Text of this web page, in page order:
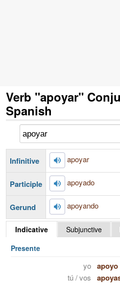
Verb "apoyar"
Spanish
Infinitive apoyar
Participle apoyado
Gerund apoyando
Indicative Subjunctive
Presente
yo apoyo
tú / vos